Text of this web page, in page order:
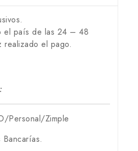
el país de las 24 – 48
realizado el pago.
Personal/Zimple